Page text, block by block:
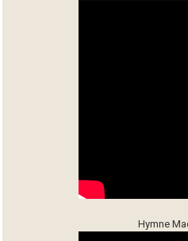
Hymne